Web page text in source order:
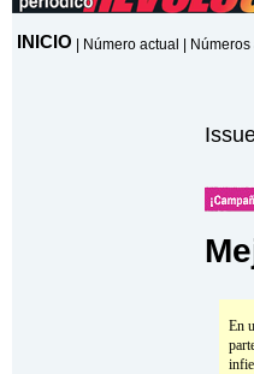
INICIO Número actual
En